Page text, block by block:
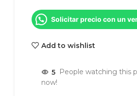
Solicitar precio con un
Add to wishlist
5 People watching this
now!